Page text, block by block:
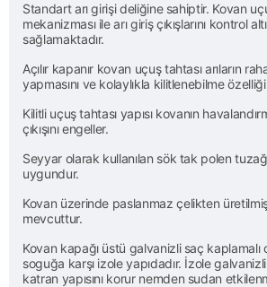
Standart arı girişi deliğine sahiptir. Kovan
mekanizması ile arı giriş çıkışlarını kontrol
sağlamaktadır.
Açılır kapanır kovan uçuş tahtası arıların
yapmasını ve kolaylıkla kilitlenebilme
Kilitli uçuş tahtası yapısı kovanın
çıkışını engeller.
Seyyar olarak kullanılan sök tak polen
uygundur.
Kovan üzerinde paslanmaz çelikten
mevcuttur.
Kovan kapağı üstü galvanizli saç kaplamalı
soguğa karşı izole yapıdadır. İzole
katran yapısını korur nemden sudan